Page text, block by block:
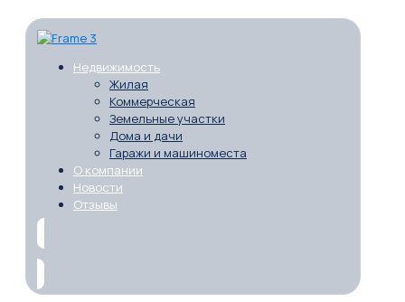
Недвижимость
Жилая
Коммерческая
Земельные участки
Дома и дачи
Гаражи и машиноместа
О компании
Новости
Отзывы